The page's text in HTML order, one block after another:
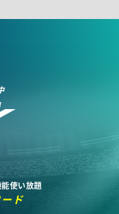
使い放題
ド